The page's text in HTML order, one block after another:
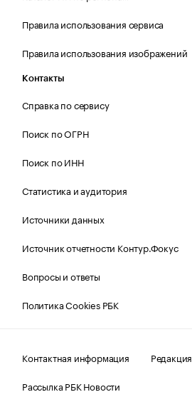
Правила использования сервиса
Правила использования изображений
Контакты
Справка по сервису
Поиск по ОГРН
Поиск по ИНН
Статистика и аудитория
Источники данных
Источник отчетности Контур.Фокус
Вопросы и ответы
Политика Cookies РБК
Контактная информация
Редакция
Рассылка РБК Новости